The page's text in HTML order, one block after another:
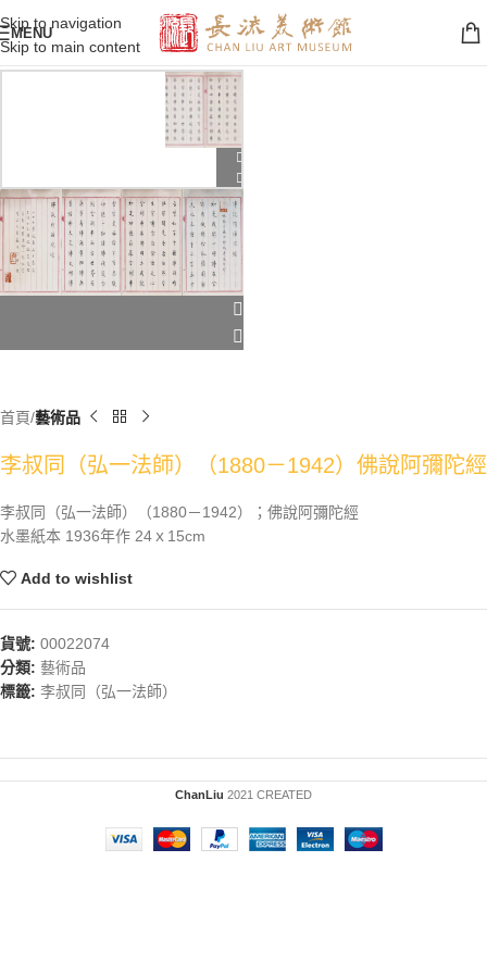
Skip to navigation
Skip to main content
MENU
首頁 藝術品
李叔同（弘一法師）（1880－1942）佛說阿彌陀經
李叔同（弘一法師）（1880－1942）；佛說阿彌陀經
水墨紙本 1936年作 24ｘ15cm
Add to wishlist
貨號: 00022074
分類: 藝術品
標籤: 李叔同（弘一法師）
ChanLiu 2021 CREATED